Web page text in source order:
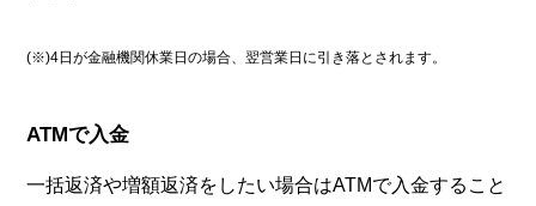
(※)4日が金融機関休業日の場合、翌営業日に引き落とされます。
ATMで入金
一括返済や増額返済をしたい場合はATMで入金すること